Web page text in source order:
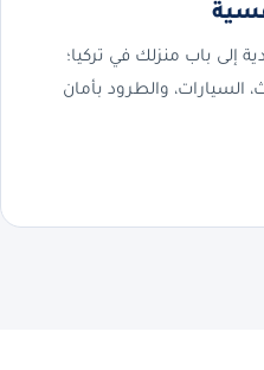
إلى باب منزلك في تركيا؛
السيارات، والطرود بأمان